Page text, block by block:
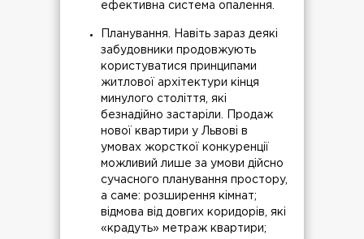
ефективна система опалення.
Планування. Навіть зараз деякі
забудовники продовжують
користуватися принципами
житлової архітектури кінця
минулого століття, які
безнадійно застаріли. Продаж
нової квартири у Львові в
умовах жорсткої конкуренції
можливий лише за умови дійсно
сучасного планування простору,
а саме: розширення кімнат;
відмова від довгих коридорів, які
«крадуть» метраж квартири;